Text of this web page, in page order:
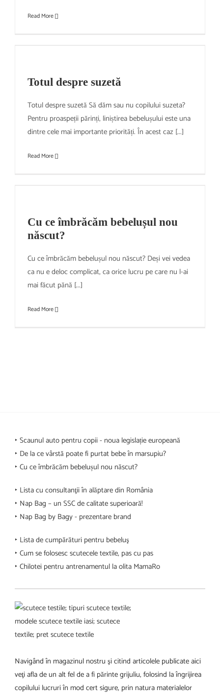
Read More
Totul despre suzetă
Totul despre suzetă Să dăm sau nu copilului suzeta?
Pentru proaspeții părinți, liniștirea bebelușului este una
dintre cele mai importante priorități. În acest caz [...]
Read More
Cu ce îmbrăcăm bebelușul nou
născut?
Cu ce îmbrăcăm bebelușul nou născut? Deși vei vedea
ca nu e deloc complicat, ca orice lucru pe care nu l-ai
mai făcut pănă [...]
Read More
‣ Scaunul auto pentru copii - noua legislație europeană
‣ De la ce vârstă poate fi purtat bebe în marsupiu?
‣ Cu ce îmbrăcăm bebelușul nou născut?
‣ Lista cu consultanţii în alăptare din România
‣ Nap Bag – un SSC de calitate superioară!
‣ Nap Bag by Bagy - prezentare brand
‣ Lista de cumpărături pentru bebeluş
‣ Cum se folosesc scutecele textile, pas cu pas
‣ Chilotei pentru antrenamentul la olita MamaRo
Navigând în magazinul nostru şi citind articolele publicate aici
veţi afla de un alt fel de a fi părinte grijuliu, folosind la îngrijirea
copilului lucruri în mod cert sigure, prin natura materialelor